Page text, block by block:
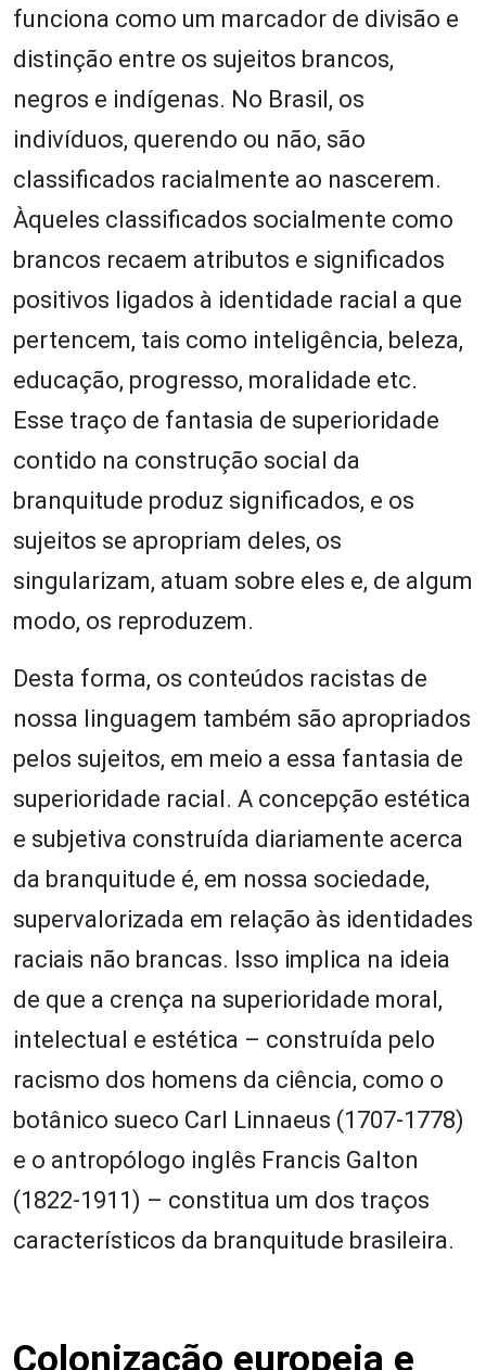
funciona como um marcador de divisão e
distinção entre os sujeitos brancos,
negros e indígenas. No Brasil, os
indivíduos, querendo ou não, são
classificados racialmente ao nascerem.
Àqueles classificados socialmente como
brancos recaem atributos e significados
positivos ligados à identidade racial a que
pertencem, tais como inteligência, beleza,
educação, progresso, moralidade etc.
Esse traço de fantasia de superioridade
contido na construção social da
branquitude produz significados, e os
sujeitos se apropriam deles, os
singularizam, atuam sobre eles e, de algum
modo, os reproduzem.
Desta forma, os conteúdos racistas de
nossa linguagem também são apropriados
pelos sujeitos, em meio a essa fantasia de
superioridade racial. A concepção estética
e subjetiva construída diariamente acerca
da branquitude é, em nossa sociedade,
supervalorizada em relação às identidades
raciais não brancas. Isso implica na ideia
de que a crença na superioridade moral,
intelectual e estética – construída pelo
racismo dos homens da ciência, como o
botânico sueco Carl Linnaeus (1707-1778)
e o antropólogo inglês Francis Galton
(1822-1911) – constitua um dos traços
característicos da branquitude brasileira.
Colonização europeia e